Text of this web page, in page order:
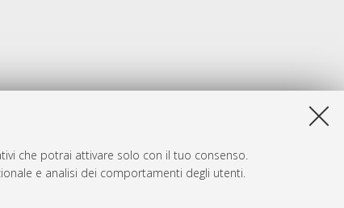
che potrai attivare solo con il tuo consenso.
e analisi dei comportamenti degli utenti.